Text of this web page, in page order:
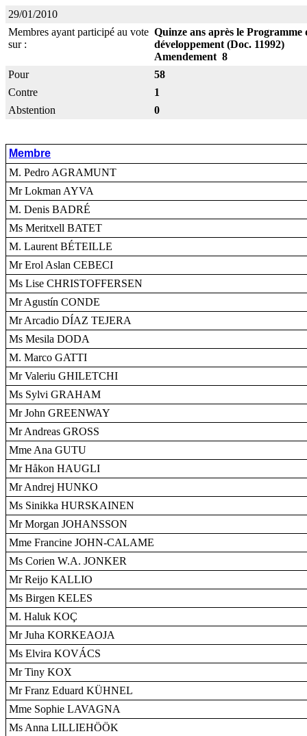
29/01/2010
Membres ayant participé au vote
sur :
Quinze ans après le
développement (Doc. 11992)
Amendement 8
Pour
58
Contre
1
Abstention
0
Membre
M. Pedro AGRAMUNT
Mr Lokman AYVA
M. Denis BADRÉ
Ms Meritxell BATET
M. Laurent BÉTEILLE
Mr Erol Aslan CEBECI
Ms Lise CHRISTOFFERSEN
Mr Agustín CONDE
Mr Arcadio DÍAZ TEJERA
Ms Mesila DODA
M. Marco GATTI
Mr Valeriu GHILETCHI
Ms Sylvi GRAHAM
Mr John GREENWAY
Mr Andreas GROSS
Mme Ana GUTU
Mr Håkon HAUGLI
Mr Andrej HUNKO
Ms Sinikka HURSKAINEN
Mr Morgan JOHANSSON
Mme Francine JOHN-CALAME
Ms Corien W.A. JONKER
Mr Reijo KALLIO
Ms Birgen KELES
M. Haluk KOÇ
Mr Juha KORKEAOJA
Ms Elvira KOVÁCS
Mr Tiny KOX
Mr Franz Eduard KÜHNEL
Mme Sophie LAVAGNA
Ms Anna LILLIEHÖÖK